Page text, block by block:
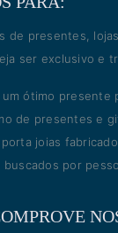
de presentes,
ser exclusivo e
ótimo presente
de presentes e
joias
por